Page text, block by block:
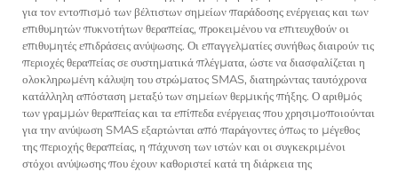
για τον εντοπισμό των βέλτιστων σημείων παράδοσης ενέργειας και των
επιθυμητών πυκνοτήτων θεραπείας, προκειμένου να επιτευχθούν οι
επιθυμητές επιδράσεις ανύψωσης. Οι επαγγελματίες συνήθως διαιρούν τις
περιοχές θεραπείας σε συστηματικά πλέγματα, ώστε να διασφαλίζεται η
ολοκληρωμένη κάλυψη του στρώματος SMAS, διατηρώντας ταυτόχρονα
κατάλληλη απόσταση μεταξύ των σημείων θερμικής πήξης. Ο αριθμός
των γραμμών θεραπείας και τα επίπεδα ενέργειας που χρησιμοποιούνται
για την ανύψωση SMAS εξαρτώνται από παράγοντες όπως το μέγεθος
της περιοχής θεραπείας, η πάχυνση των ιστών και οι συγκεκριμένοι
στόχοι ανύψωσης που έχουν καθοριστεί κατά τη διάρκεια της